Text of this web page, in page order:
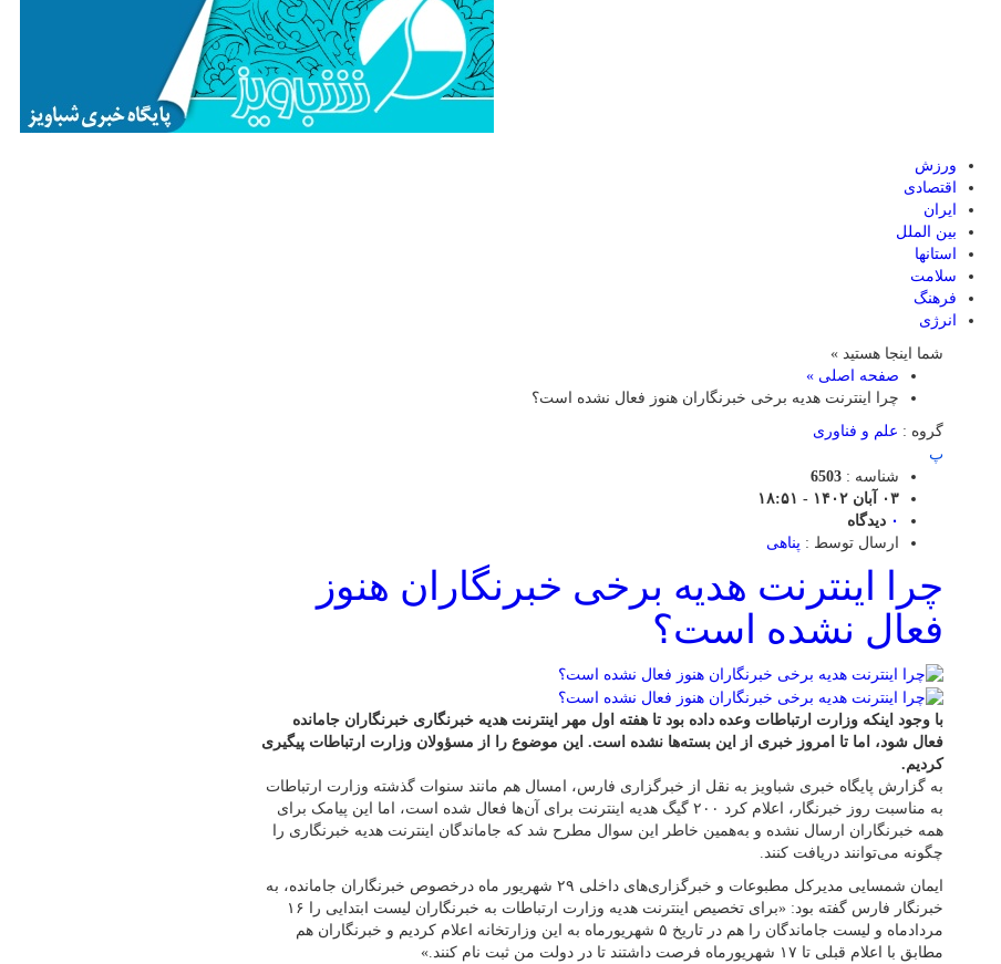
ورزش
اقتصادی
ایران
بین الملل
استانها
سلامت
فرهنگ
انرژی
شما اینجا هستید »
صفحه اصلی »
چرا اینترنت هدیه برخی خبرنگاران هنوز فعال نشده است؟
گروه : علم و فناوری
پ
شناسه : 6503
۰۳ آبان ۱۴۰۲ - ۱۸:۵۱
۰ دیدگاه
ارسال توسط : پناهی
چرا اینترنت هدیه برخی خبرنگاران هنوز
فعال نشده است؟
با وجود اینکه وزارت ارتباطات وعده داده بود تا هفته اول مهر اینترنت هدیه خبرنگاری خبرنگاران جامانده
فعال شود، اما تا امروز خبری از این بسته‌ها نشده است. این موضوع را از مسؤولان وزارت ارتباطات پیگیری
کردیم.
به گزارش پایگاه خبری شباویز به نقل از خبرگزاری فارس، امسال هم مانند سنوات گذشته وزارت ارتباطات
به مناسبت روز خبرنگار، اعلام کرد ۲۰۰ گیگ هدیه اینترنت برای آن‌ها فعال شده است، اما این پیامک برای
همه خبرنگاران ارسال نشده و به‌همین خاطر این سوال مطرح شد که جاماندگان اینترنت هدیه خبرنگاری را
چگونه می‌توانند دریافت کنند.
ایمان شمسایی مدیرکل مطبوعات و خبرگزاری‌های داخلی ۲۹ شهریور ماه درخصوص خبرنگاران جامانده، به
خبرنگار فارس گفته بود: «برای تخصیص اینترنت هدیه وزارت ارتباطات به خبرنگاران لیست ابتدایی را ۱۶
مردادماه و لیست جاماندگان را هم در تاریخ ۵ شهریورماه به این وزارتخانه اعلام کردیم و خبرنگاران هم
مطابق با اعلام قبلی تا ۱۷ شهریورماه فرصت داشتند تا در دولت من ثبت نام کنند.»